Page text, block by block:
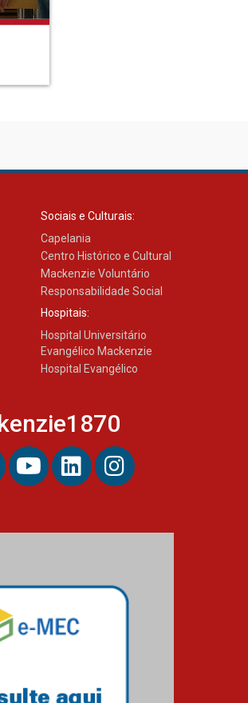
Sociais e Culturais:
Capelania
Centro Histórico e Cultural
Mackenzie Voluntário
Responsabilidade Social
Hospitais:
Hospital Universitário
Evangélico Mackenzie
Hospital Evangélico